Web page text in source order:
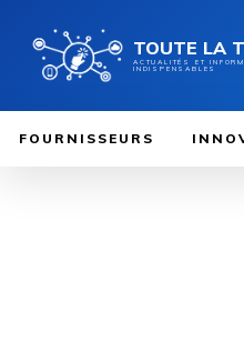
TOUTE LA
ACTUALITÉS ET
INDISPENSABLES
FOURNISSEURS